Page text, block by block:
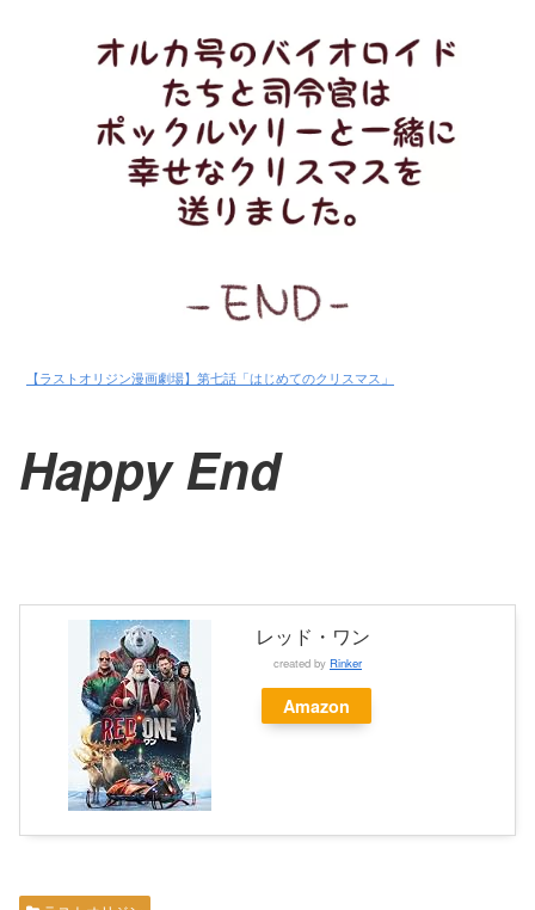
【ラストオリジン漫画劇場】第七話「はじめてのクリスマス」
Happy End
レッド・ワン
created by Rinker
Amazon